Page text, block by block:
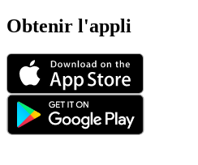
Obtenir l'appli